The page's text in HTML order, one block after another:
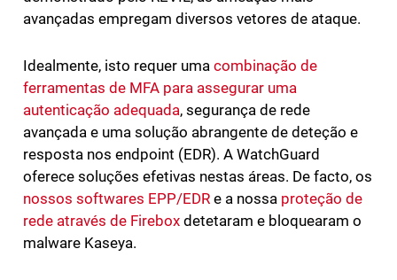
avançadas empregam diversos vetores de ataque.
Idealmente, isto requer uma combinação de
ferramentas de MFA para assegurar uma
autenticação adequada, segurança de rede
avançada e uma solução abrangente de deteção e
resposta nos endpoint (EDR). A WatchGuard
oferece soluções efetivas nestas áreas. De facto, os
nossos softwares EPP/EDR e a nossa proteção de
rede através de Fireboxdetetaram e bloquearam o
malware Kaseya.